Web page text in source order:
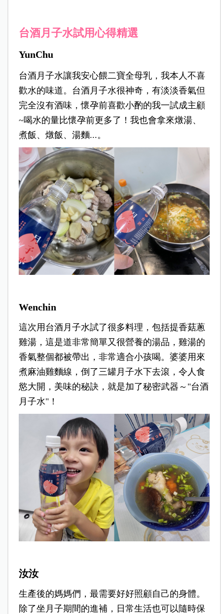
台酒月子水試用心得精選
YunChu
台酒月子水讓我安心餵二寶全母乳，我本人不喜
歡水的味道。台酒月子水很神奇，有淡淡香氣但
完全沒有酒味，懷孕前喜歡小酌的我一試成主顧
~喝水的量比懷孕前更多了！我也會拿來燉湯、
煮飯、燉飯、湯麵...。
Wenchin
這次用台酒月子水試了很多料理，包括提香菇蔥
雞湯，這是道非常簡單又很營養的湯品，雞湯的
香氣整個都被帶出，非常適合小孩喝。 婆婆用來
煮麻油雞麵線，倒了三罐月子水下去滾，令人食
慾大開，美味的秘訣，就是加了秘密武器～"台酒
月子水"！
汝汝
生產後的媽媽們，最需要好好照顧自己的身體。
除了坐月子期間的進補，日常生活也可以隨時保